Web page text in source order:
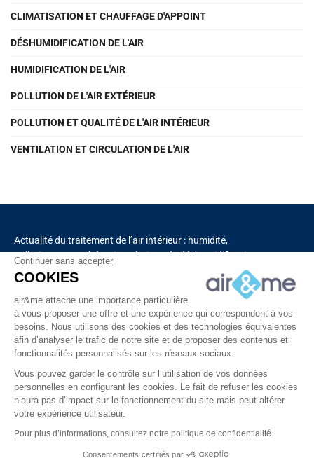
CLIMATISATION ET CHAUFFAGE D'APPOINT
DÉSHUMIDIFICATION DE L'AIR
HUMIDIFICATION DE L'AIR
POLLUTION DE L'AIR EXTÉRIEUR
POLLUTION ET QUALITÉ DE L'AIR INTÉRIEUR
VENTILATION ET CIRCULATION DE L'AIR
Actualité du traitement de l’air intérieur : humidité,
pollution, aromathérapie, solutions de déshumidification
et de purification de l’air, chauffage, ventilation,
Découvrez tous nos produits
Copyright © 2025 – Tous droits réservés à air&me
Continuer sans accepter
COOKIES
air&me attache une importance particulière
à vous proposer une offre et une expérience qui correspondent à vos
besoins. Nous utilisons des cookies et des technologies équivalentes
afin d’analyser le trafic de notre site et de proposer des contenus et
fonctionnalités personnalisés sur les réseaux sociaux.
Vous pouvez garder le contrôle sur l’utilisation de vos données
personnelles en configurant les cookies. Le fait de refuser les cookies
n’aura pas d’impact sur le fonctionnement du site mais peut altérer
votre expérience utilisateur.
Pour plus d’informations, consultez notre politique de confidentialité
Consentements certifiés par